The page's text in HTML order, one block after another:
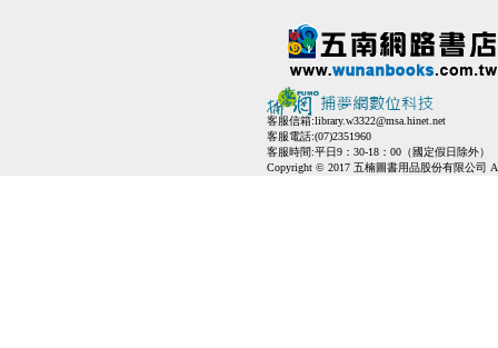
客服信箱:library.w3322@msa.hinet.net
客服電話:(07)2351960
客服時間:平日9：30-18：00（國定假日除外）
Copyright © 2017 五楠圖書用品股份有限公司